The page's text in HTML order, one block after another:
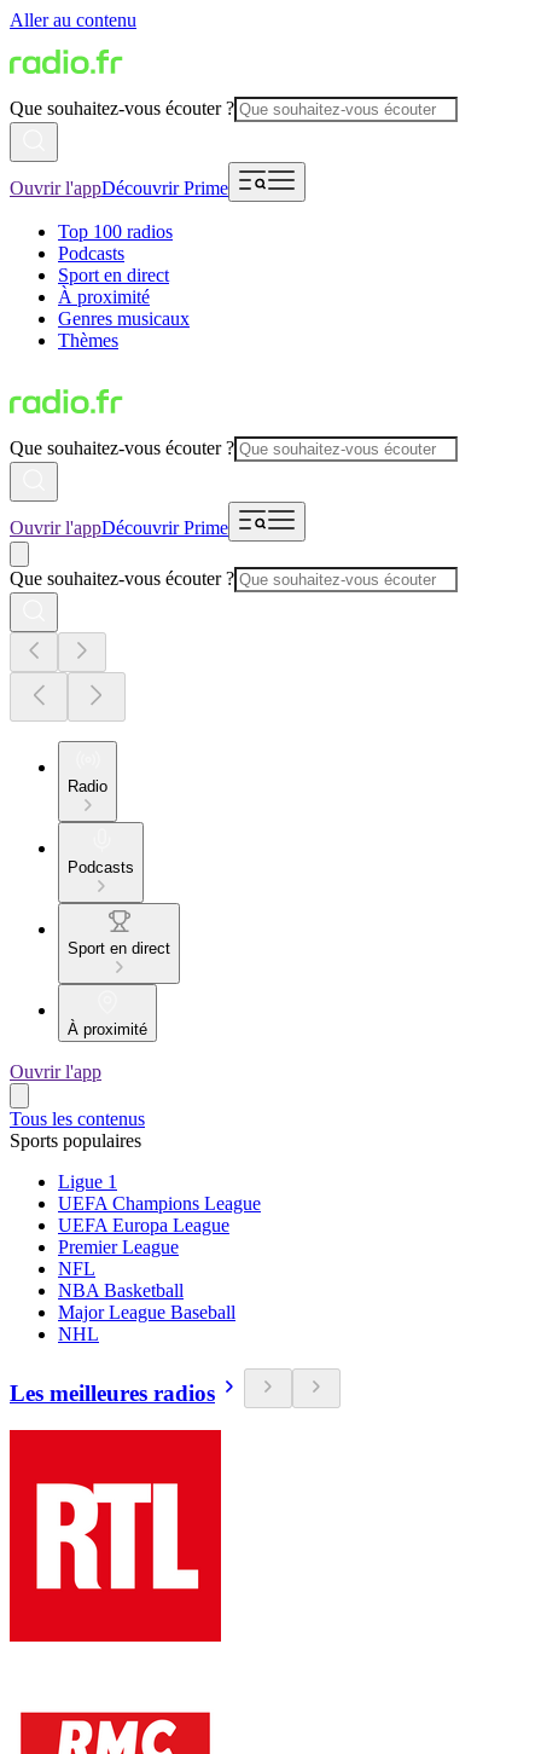
Aller au contenu
Que souhaitez-vous écouter ?
Ouvrir l'appDécouvrir Prime
Top 100 radios
Podcasts
Sport en direct
À proximité
Genres musicaux
Thèmes
Que souhaitez-vous écouter ?
Ouvrir l'appDécouvrir Prime
Que souhaitez-vous écouter ?
Radio
Podcasts
Sport en direct
À proximité
Ouvrir l'app
Tous les contenus
Sports populaires
Ligue 1
UEFA Champions League
UEFA Europa League
Premier League
NFL
NBA Basketball
Major League Baseball
NHL
Les meilleures radios